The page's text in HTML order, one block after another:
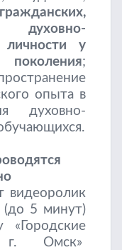
гражданских,
духовно-
личности у
;
опыта в
духовно-
видеоролик
(до 5 минут)
г. Омск»